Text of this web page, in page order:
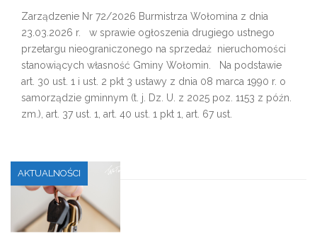
Zarządzenie Nr 72/2026 Burmistrza Wołomina z dnia
23.03.2026 r. w sprawie ogłoszenia drugiego ustnego
przetargu nieograniczonego na sprzedaż nieruchomości
stanowiących własność Gminy Wołomin. Na podstawie
art. 30 ust. 1 i ust. 2 pkt 3 ustawy z dnia 08 marca 1990 r. o
samorządzie gminnym (t. j. Dz. U. z 2025 poz. 1153 z późn.
zm.), art. 37 ust. 1, art. 40 ust. 1 pkt 1, art. 67 ust.
AKTUALNOŚCI